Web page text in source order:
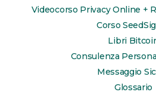
Videocorso Privacy Online +
Corso
Libri
Consulenza
Messaggio
Glossario